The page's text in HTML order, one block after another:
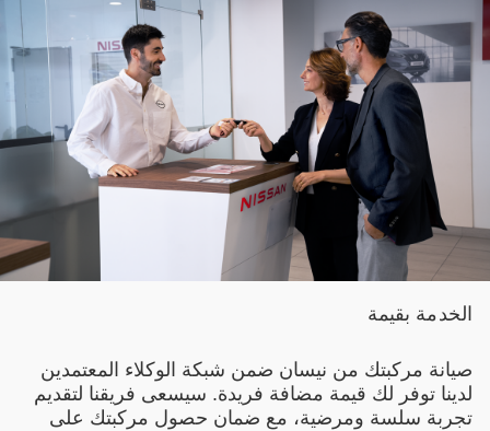
الخدمة بقيمة
صيانة مركبتك من نيسان ضمن شبكة الوكلاء المعتمدين
لدينا توفر لك قيمة مضافة فريدة. سيسعى فريقنا لتقديم
تجربة سلسة ومرضية، مع ضمان حصول مركبتك على